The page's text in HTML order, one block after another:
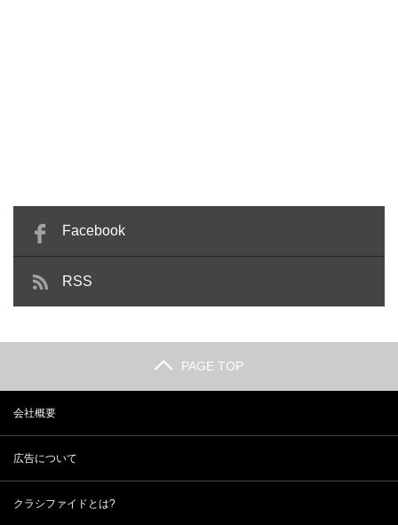
Facebook
RSS
PAGE TOP
会社概要
広告について
クラシファイドとは?